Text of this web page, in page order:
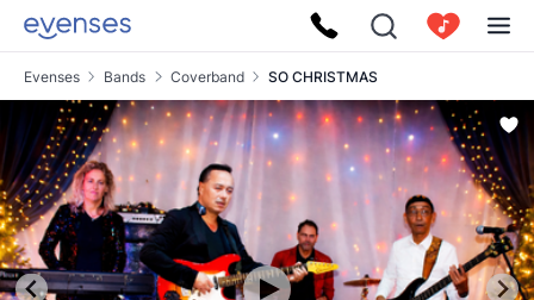
Evenses Bands Coverband SO CHRISTMAS